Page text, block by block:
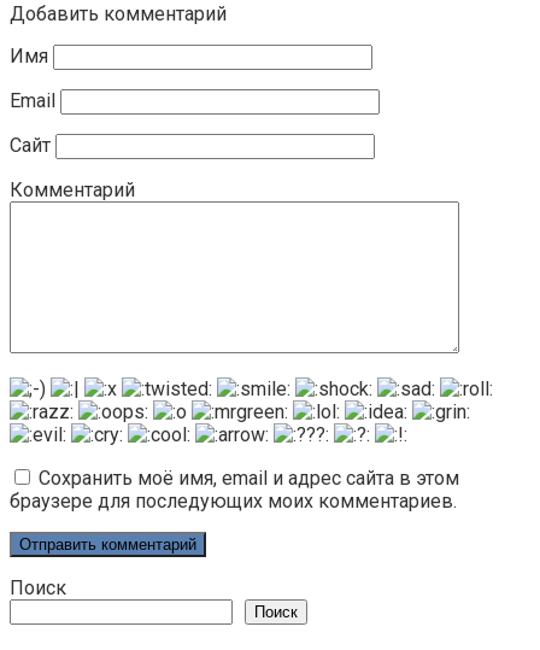
Добавить комментарий
Имя
Email
Сайт
Комментарий
Сохранить моё имя, email и адрес сайта в этом
браузере для последующих моих комментариев.
Поиск
Поиск